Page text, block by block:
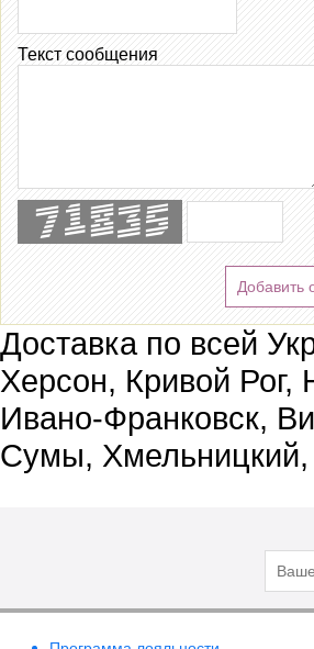
Текст сообщения
Добавить
Доставка по всей
Херсон, Кривой Рог,
Ивано-Франковск,
Сумы, Хмельницкий,